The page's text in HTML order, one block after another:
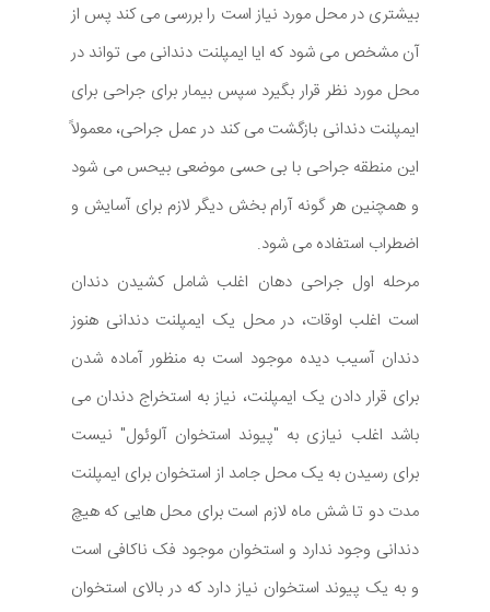
بیشتری در محل مورد نیاز است را بررسی می کند پس از
آن مشخص می شود که ایا ایمپلنت دندانی می تواند در
محل مورد نظر قرار بگیرد سپس بیمار برای جراحی برای
ایمپلنت دندانی بازگشت می کند در عمل جراحی، معمولاً
این منطقه جراحی با بی حسی موضعی بیحس می شود
و همچنین هر گونه آرام بخش دیگر لازم برای آسایش و
اضطراب استفاده می شود.
مرحله اول جراحی دهان اغلب شامل کشیدن دندان
است اغلب اوقات، در محل یک ایمپلنت دندانی هنوز
دندان آسیب دیده موجود است به منظور آماده شدن
برای قرار دادن یک ایمپلنت، نیاز به استخراج دندان می
باشد اغلب نیازی به "پیوند استخوان آلوئول" نیست
برای رسیدن به یک محل جامد از استخوان برای ایمپلنت
مدت دو تا شش ماه لازم است برای محل هایی که هیچ
دندانی وجود ندارد و استخوان موجود فک ناکافی است
و به یک پیوند استخوان نیاز دارد که در بالای استخوان